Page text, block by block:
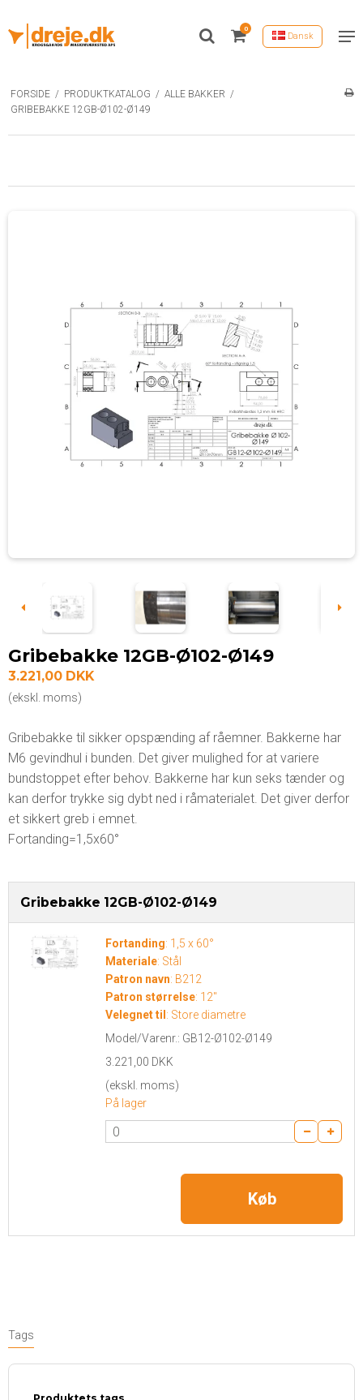
0
Dansk
FORSIDE / PRODUKTKATALOG / ALLE BAKKER /
GRIBEBAKKE 12GB-Ø102-Ø149
Gribebakke 12GB-Ø102-Ø149
3.221,00 DKK
(ekskl. moms)
Gribebakke til sikker opspænding af råemner. Bakkerne har
M6 gevindhul i bunden. Det giver mulighed for at variere
bundstoppet efter behov. Bakkerne har kun seks tænder og
kan derfor trykke sig dybt ned i råmaterialet. Det giver derfor
et sikkert greb i emnet.
Fortanding=1,5x60°
Gribebakke 12GB-Ø102-Ø149
Fortanding: 1,5 x 60°
Materiale: Stål
Patron navn: B212
Patron størrelse: 12"
Velegnet til : Store diametre
Model/Varenr.: GB12-Ø102-Ø149
3.221,00 DKK
(ekskl. moms)
På lager
Køb
Tags